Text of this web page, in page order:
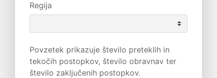
Regija
Povzetek prikazuje število preteklih in
tekočih postopkov, število obravnav ter
število zaključenih postopkov.